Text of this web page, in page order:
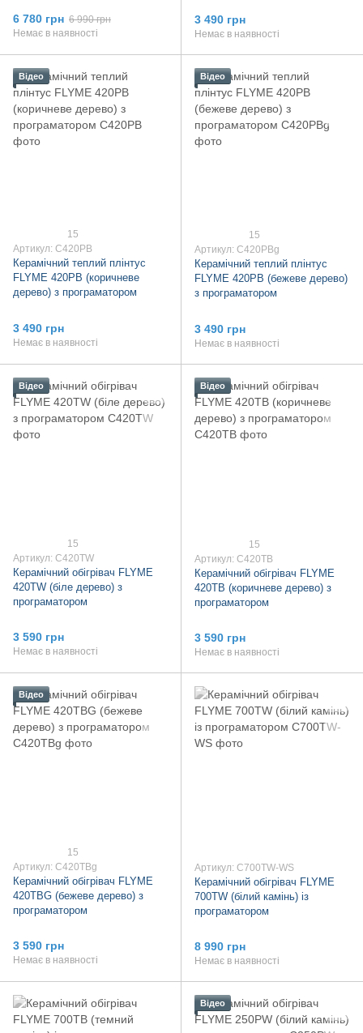
6 780 грн 6 990 грн
Немає в наявності
3 490 грн
Немає в наявності
Відео
15
Артикул: C420PB
Керамічний теплий плінтус
FLYME 420PB (коричневе
дерево) з програматором
3 490 грн
Немає в наявності
Відео
15
Артикул: C420PBg
Керамічний теплий плінтус
FLYME 420PB (бежеве дерево)
з програматором
3 490 грн
Немає в наявності
Відео
15
Артикул: C420TW
Керамічний обігрівач FLYME
420TW (біле дерево) з
програматором
3 590 грн
Немає в наявності
Відео
15
Артикул: C420TB
Керамічний обігрівач FLYME
420TB (коричневе дерево) з
програматором
3 590 грн
Немає в наявності
Відео
15
Артикул: C420TBg
Керамічний обігрівач FLYME
420TBG (бежеве дерево) з
програматором
3 590 грн
Немає в наявності
Артикул: C700TW-WS
Керамічний обігрівач FLYME
700TW (білий камінь) із
програматором
8 990 грн
Немає в наявності
Відео